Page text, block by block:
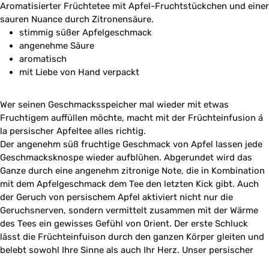
Aromatisierter Früchtetee mit Apfel-Fruchtstückchen und einer
sauren Nuance durch Zitronensäure.
stimmig süßer Apfelgeschmack
angenehme Säure
aromatisch
mit Liebe von Hand verpackt
Wer seinen Geschmacksspeicher mal wieder mit etwas
Fruchtigem auffüllen möchte, macht mit der Früchteinfusion á
la persischer Apfeltee alles richtig.
Der angenehm süß fruchtige Geschmack von Apfel lassen jede
Geschmacksknospe wieder aufblühen. Abgerundet wird das
Ganze durch eine angenehm zitronige Note, die in Kombination
mit dem Apfelgeschmack dem Tee den letzten Kick gibt. Auch
der Geruch von persischem Apfel aktiviert nicht nur die
Geruchsnerven, sondern vermittelt zusammen mit der Wärme
des Tees ein gewisses Gefühl von Orient. Der erste Schluck
lässt die Früchteinfuison durch den ganzen Körper gleiten und
belebt sowohl Ihre Sinne als auch Ihr Herz. Unser persischer